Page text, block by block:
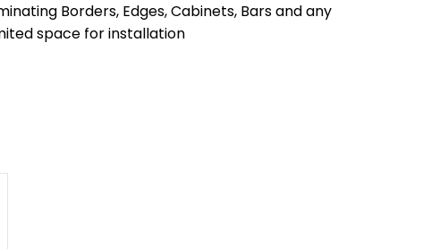
Borders, Edges, Cabinets, Bars and any
space for installation